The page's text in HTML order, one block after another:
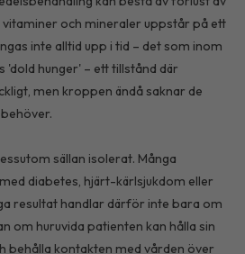
och mineraler uppstår på ett
inte alltid upp i tid – det som inom
'dold hunger' – ett tillstånd där
men kroppen ändå saknar de
sällan isolerat. Många
diabetes, hjärt-kärlsjukdom eller
resultat handlar därför inte bara om
om huruvida patienten kan hålla sin
behålla kontakten med vården över